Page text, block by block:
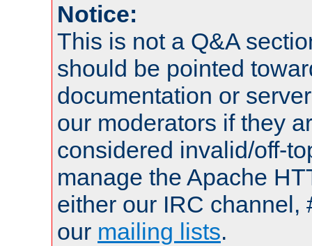
Notice:
This is not a Q&A
should be pointed
documentation or
our moderators if they
considered invalid/off-
manage the Apache
either our IRC channel,
our mailing lists.